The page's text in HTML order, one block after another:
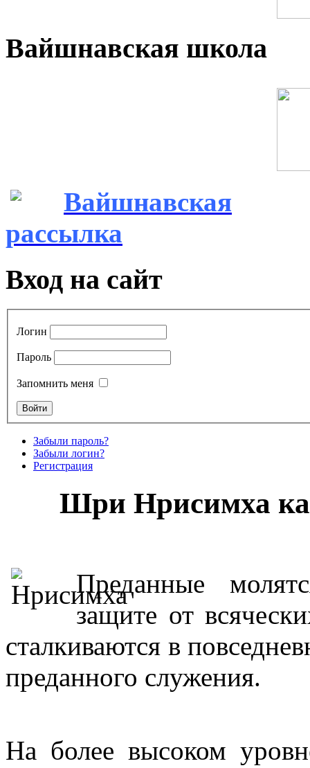
Вайшнавская школа
Вайшнавская
рассылка
Вход на сайт
Логин
Пароль
Запомнить меня
Забыли пароль?
Забыли логин?
Регистрация
Шри Нрисимха
Преданные
защите от
сталкиваются в
преданного служения.
На более высоком